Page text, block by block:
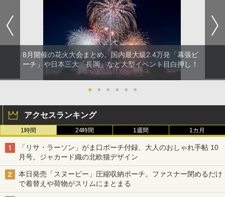
8月開催の花火大会まとめ。国内最大級2.4万発「幕張ビ
ーチ」や日本三大「長岡」など大型イベント目白押し！
● ● ● ● ● ●
アクセスランキング
1時間 24時間 1週間 1カ月
「リサ・ラーソン」がま口ポーチ付録、大人のおしゃれ手帖 10
月号。ジャカード織の北欧猫デザイン
本日発売「スヌーピー」圧縮収納ポーチ。ファスナー閉めるだけ
で着替えや荷物がスリムにまとまる